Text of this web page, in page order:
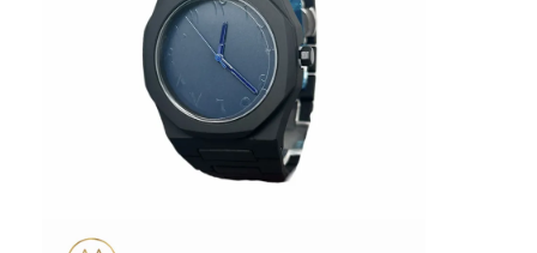
Wycieczka po fabryce